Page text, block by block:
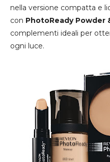
nella versione compatta e
con PhotoReady Powder
complementi ideali per
ogni luce.